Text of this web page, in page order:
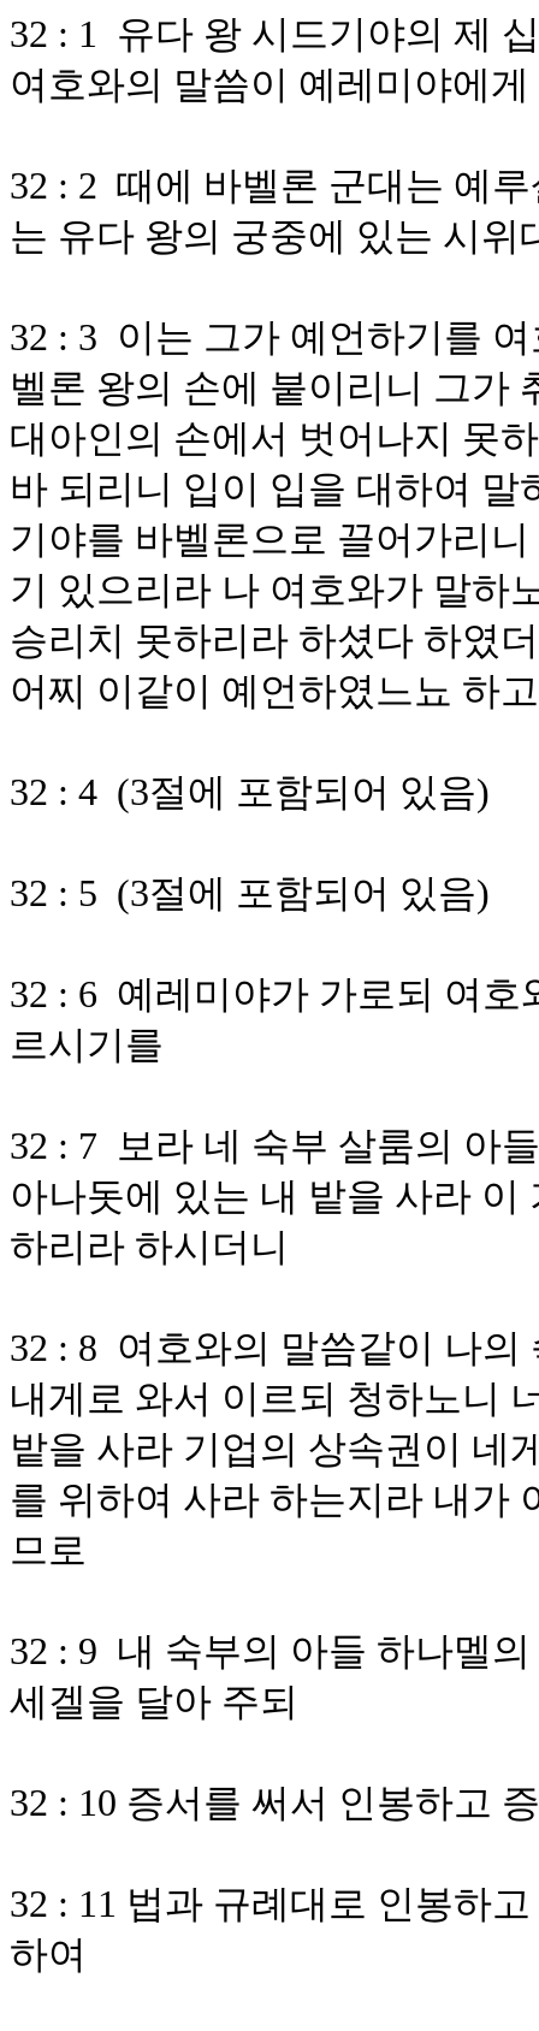
32 : 1 유다 왕 시드기야의 제
여호와의 말씀이 예레미야에
32 : 2 때에 바벨론 군대는 예
는 유다 왕의 궁중에 있는 시위
32 : 3 이는 그가 예언하기를
벨론 왕의 손에 붙이리니 그가
대아인의 손에서 벗어나지 못
바 되리니 입이 입을 대하여
기야를 바벨론으로 끌어가리
기 있으리라 나 여호와가 말하
승리치 못하리라 하셨다 하였
어찌 이같이 예언하였느뇨 하
32 : 4 (3절에 포함되어 있음)
32 : 5 (3절에 포함되어 있음)
32 : 6 예레미야가 가로되 여
르시기를
32 : 7 보라 네 숙부 살룸의 아
아나돗에 있는 내 밭을 사라
하리라 하시더니
32 : 8 여호와의 말씀같이 나
내게로 와서 이르되 청하노니
밭을 사라 기업의 상속권이 네
를 위하여 사라 하는지라 내가
므로
32 : 9 내 숙부의 아들 하나멜
세겔을 달아 주되
32 : 10 증서를 써서 인봉하고
32 : 11 법과 규례대로 인봉하
하여